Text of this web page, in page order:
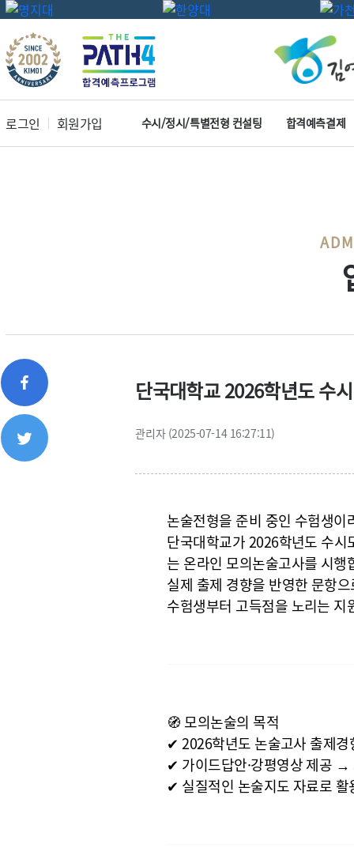
로그인 회원가입 수시/정시/특별전형 컨설팅 합격예측결제
단국대학교 2026학년도 수
관리자 (2025-07-14 16:27:11)
논술전형을 준비 중인 수험생이
단국대학교가 2026학년도 수
는 온라인 모의논술고사를 시행
실제 출제 경향을 반영한 문항
수험생부터 고득점을 노리는
🧭 모의논술의 목적
✔ 2026학년도 논술고사 출제
✔ 가이드답안·강평영상 제공
✔ 실질적인 논술지도 자료로 활